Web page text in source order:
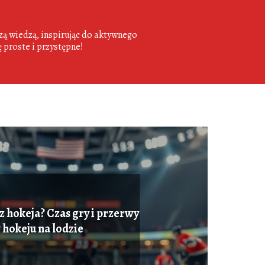
wiedzą, inspirując do aktywnego
proste i przystępne!
hokeja? Czas gry i przerwy
na lodzie